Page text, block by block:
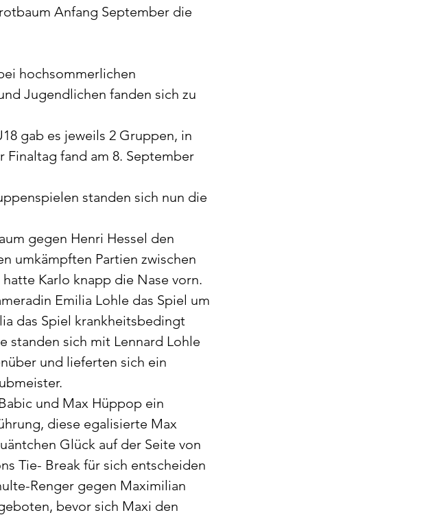
Anfang September die
hochsommerlichen
Jugendlichen fanden sich zu
gab es jeweils 2 Gruppen, in
fand am 8. September
standen sich nun die
gegen Henri Hessel den
umkämpften Partien zwischen
Karlo knapp die Nase vorn.
Emilia Lohle das Spiel um
das Spiel krankheitsbedingt
standen sich mit Lennard Lohle
und lieferten sich ein
und Max Hüppop ein
diese egalisierte Max
Glück auf der Seite von
Tie- Break für sich entscheiden
Renger gegen Maximilian
bevor sich Maxi den